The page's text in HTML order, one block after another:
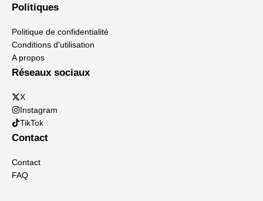
Politiques
Politique de confidentialité
Conditions d'utilisation
A propos
Réseaux sociaux
X
Instagram
TikTok
Contact
Contact
FAQ